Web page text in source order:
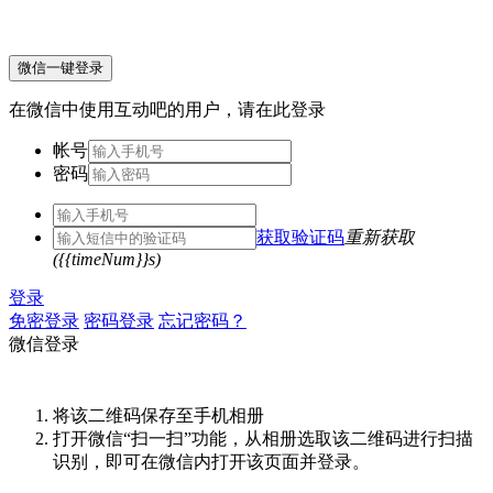
微信一键登录
在微信中使用互动吧的用户，请在此登录
帐号
密码
获取验证码重新获取
({{timeNum}}s)
登录
免密登录 密码登录 忘记密码？
微信登录
将该二维码保存至手机相册
打开微信“扫一扫”功能，从相册选取该二维码进行扫描
识别，即可在微信内打开该页面并登录。